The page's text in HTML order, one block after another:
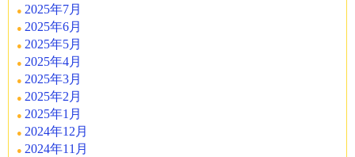
2025年7月
2025年6月
2025年5月
2025年4月
2025年3月
2025年2月
2025年1月
2024年12月
2024年11月